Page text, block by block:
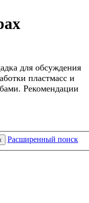
для обсуждения
пластмасс и
Рекомендации
Расширенный поиск